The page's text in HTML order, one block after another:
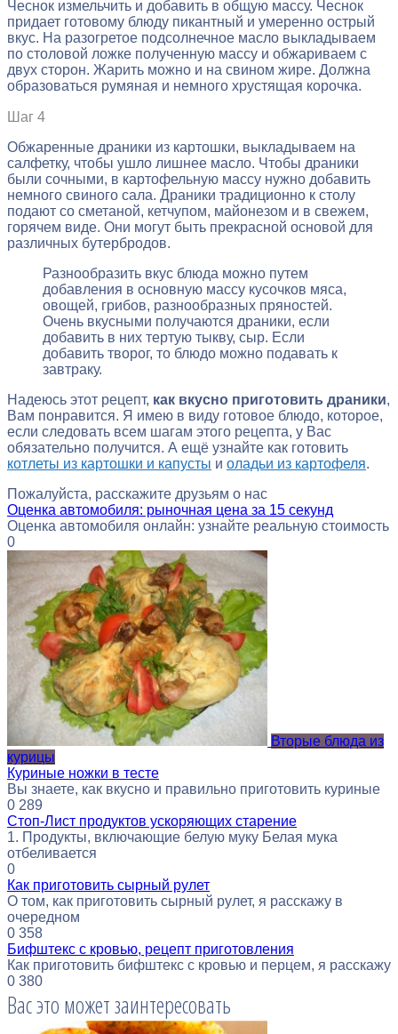
Чеснок измельчить и добавить в общую массу. Чеснок
придает готовому блюду пикантный и умеренно острый
вкус. На разогретое подсолнечное масло выкладываем
по столовой ложке полученную массу и обжариваем с
двух сторон. Жарить можно и на свином жире. Должна
образоваться румяная и немного хрустящая корочка.
Шаг 4
Обжаренные драники из картошки, выкладываем на
салфетку, чтобы ушло лишнее масло. Чтобы драники
были сочными, в картофельную массу нужно добавить
немного свиного сала. Драники традиционно к столу
подают со сметаной, кетчупом, майонезом и в свежем,
горячем виде. Они могут быть прекрасной основой для
различных бутербродов.
Разнообразить вкус блюда можно путем
добавления в основную массу кусочков мяса,
овощей, грибов, разнообразных пряностей.
Очень вкусными получаются драники, если
добавить в них тертую тыкву, сыр. Если
добавить творог, то блюдо можно подавать к
завтраку.
Надеюсь этот рецепт, как вкусно приготовить драники,
Вам понравится. Я имею в виду готовое блюдо, которое,
если следовать всем шагам этого рецепта, у Вас
обязательно получится. А ещё узнайте как готовить
котлеты из картошки и капусты и оладьи из картофеля.
Пожалуйста, расскажите друзьям о нас
Оценка автомобиля: рыночная цена за 15 секунд
Оценка автомобиля онлайн: узнайте реальную стоимость
0
Вторые блюда из
курицы
Куриные ножки в тесте
Вы знаете, как вкусно и правильно приготовить куриные
0 289
Стоп-Лист продуктов ускоряющих старение
1. Продукты, включающие белую муку Белая мука
отбеливается
0
Как приготовить сырный рулет
О том, как приготовить сырный рулет, я расскажу в
очередном
0 358
Бифштекс с кровью, рецепт приготовления
Как приготовить бифштекс с кровью и перцем, я расскажу
0 380
Вас это может заинтересовать